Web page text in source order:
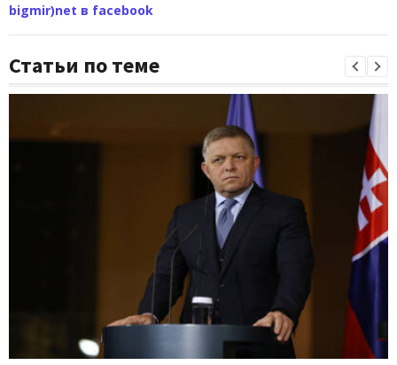
bigmir)net в facebook
Статьи по теме